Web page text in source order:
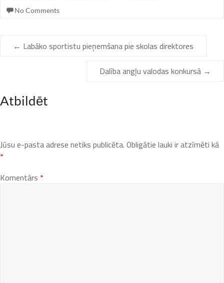
No Comments
← Labāko sportistu pieņemšana pie skolas direktores
Dalība angļu valodas konkursā →
Atbildēt
Jūsu e-pasta adrese netiks publicēta.Obligātie lauki ir atzīmēti kā
*
Komentārs *